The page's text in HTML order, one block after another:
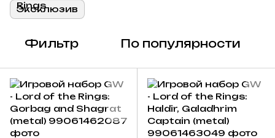
Эксклюзив
Фильтр По популярности